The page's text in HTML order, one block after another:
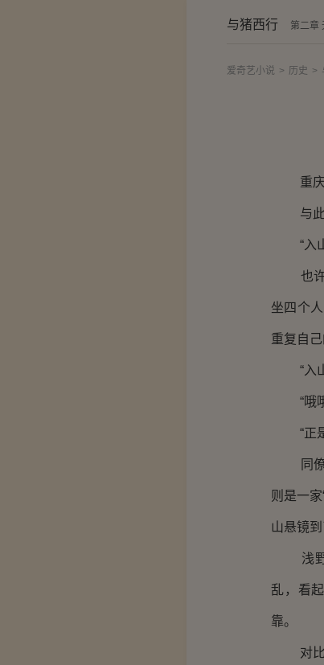
与猪西行 第二章
爱奇艺小说 > 历史 >
重庆
与此同
“入山
也许是
坐四个
重复自己
“入山
“哦哦
“正是
同僚叫
则是一
山悬镜
浅野有
乱，看
靠。
对比起